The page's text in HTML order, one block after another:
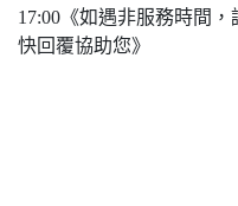
17:00《如遇非服務時間
快回覆協助您》